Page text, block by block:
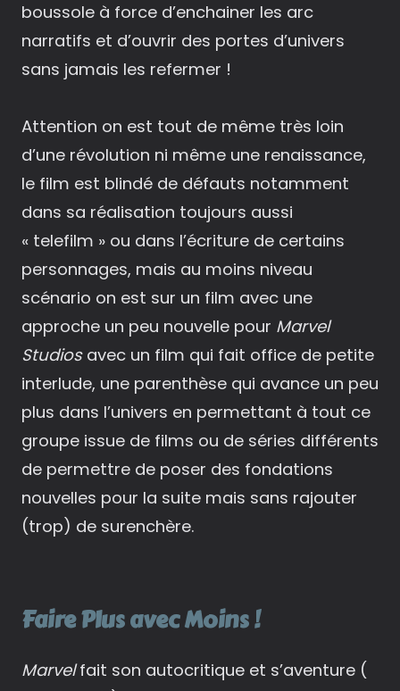
boussole à force d’enchainer les arc
narratifs et d’ouvrir des portes d’univers
sans jamais les refermer !
Attention on est tout de même très loin
d’une révolution ni même une renaissance,
le film est blindé de défauts notamment
dans sa réalisation toujours aussi
« telefilm » ou dans l’écriture de certains
personnages, mais au moins niveau
scénario on est sur un film avec une
approche un peu nouvelle pour Marvel
Studiosavec un film qui fait office de petite
interlude, une parenthèse qui avance un peu
plus dans l’univers en permettant à tout ce
groupe issue de films ou de séries différents
de permettre de poser des fondations
nouvelles pour la suite mais sans rajouter
(trop) de surenchère.
Faire Plus avec Moins !
Marvelfait son autocritique et s’aventure (